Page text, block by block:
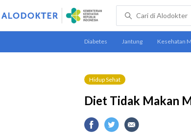
Hidup Sehat
Diet Tidak Makan